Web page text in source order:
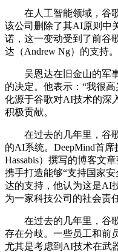
在人工智能领域，谷歌
该公司删除了其AI原则中
诺，这一变动受到了前谷
达（Andrew Ng）的支持。
吴恩达在旧金山的军事
的决定。他表示：“我很
化源于谷歌对AI技术的深
积极贡献。
在过去的几年里，谷歌
的AI系统。DeepMind首席
Hassabis）撰写的博客文
携手打造能够“支持国家
达的支持，他认为这是AI
为一家科技公司的社会责
在过去的几年里，谷歌
存在分歧。一些员工和前
尤其是考虑到AI技术在武